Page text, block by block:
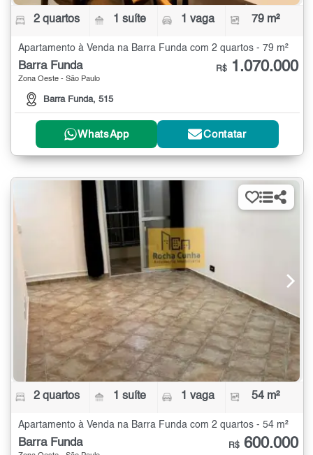
2 quartos 1 suíte 1 vaga 79 m²
Apartamento à Venda na Barra Funda com 2 quartos - 79 m²
Barra Funda
Zona Oeste - São Paulo
Barra Funda, 515
R$ 1.070.000
WhatsApp Contatar
2 quartos 1 suíte 1 vaga 54 m²
Apartamento à Venda na Barra Funda com 2 quartos - 54 m²
Barra Funda R$ 600.000